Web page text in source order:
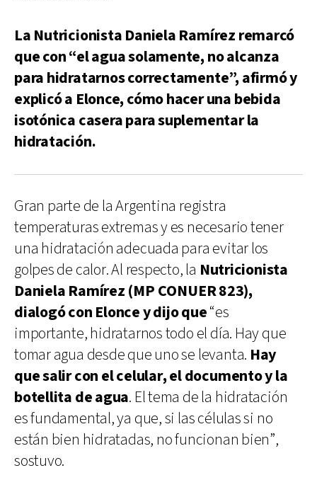
La Nutricionista Daniela Ramírez remarcó
que con “el agua solamente, no alcanza
para hidratarnos correctamente”, afirmó y
explicó a Elonce, cómo hacer una bebida
isotónica casera para suplementar la
hidratación.
Gran parte de la Argentina registra
temperaturas extremas y es necesario tener
una hidratación adecuada para evitar los
golpes de calor. Al respecto, la Nutricionista
Daniela Ramírez (MP CONUER 823),
dialogó con Elonce y dijo que“es
importante, hidratarnos todo el día. Hay que
tomar agua desde que uno se levanta. Hay
que salir con el celular, el documento y la
botellita de agua. El tema de la hidratación
es fundamental, ya que, si las células si no
están bien hidratadas, no funcionan bien”,
sostuvo.